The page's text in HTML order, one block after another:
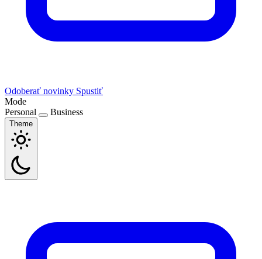
Odoberať novinky Spustiť
Mode
Personal
Business
Theme